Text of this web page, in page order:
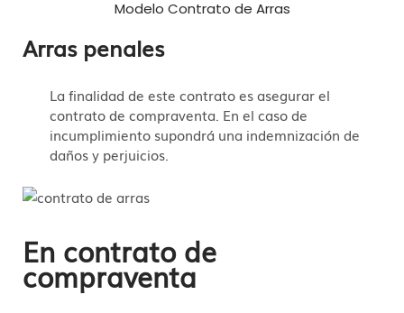
Modelo Contrato de Arras
Arras penales
La finalidad de este contrato es asegurar el
contrato de compraventa. En el caso de
incumplimiento supondrá una indemnización de
daños y perjuicios.
En contrato de
compraventa